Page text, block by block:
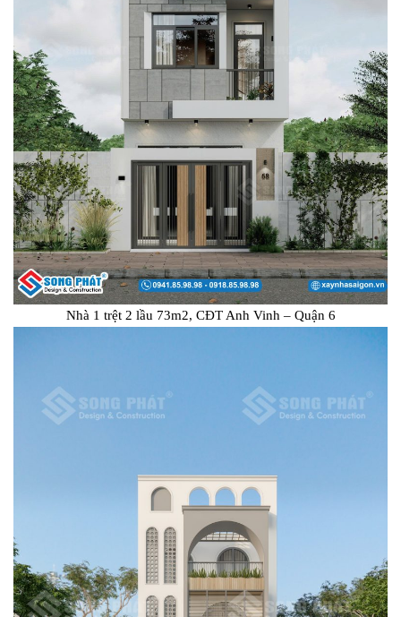
Nhà 1 trệt 2 lầu 73m2, CĐT Anh Vinh – Quận 6